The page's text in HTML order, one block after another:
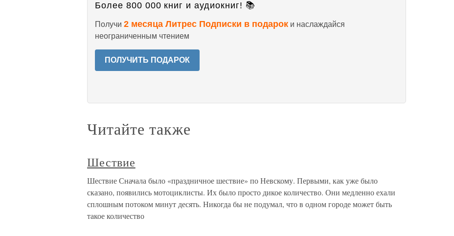
Более 800 000 книг и аудиокниг! 📚
Получи 2 месяца Литрес Подписки в подарок и наслаждайся
неограниченным чтением
ПОЛУЧИТЬ ПОДАРОК
Читайте также
Шествие
Шествие Сначала было «праздничное шествие» по Невскому. Первыми, как уже было
сказано, появились мотоциклисты. Их было просто дикое количество. Они медленно ехали
сплошным потоком минут десять. Никогда бы не подумал, что в одном городе может быть
такое количество